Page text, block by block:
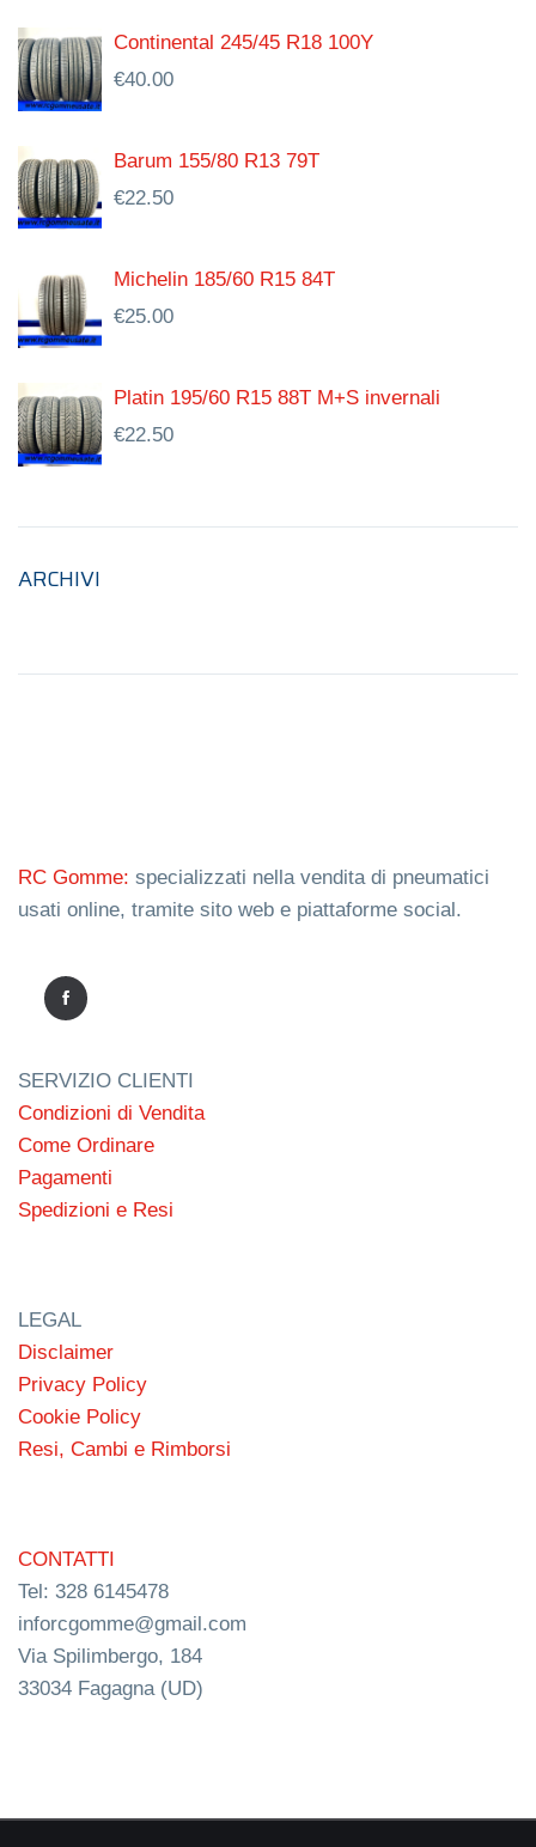
Continental 245/45 R18 100Y
€40.00
Barum 155/80 R13 79T
€22.50
Michelin 185/60 R15 84T
€25.00
Platin 195/60 R15 88T M+S invernali
€22.50
ARCHIVI
RC Gomme: specializzati nella vendita di pneumatici
usati online, tramite sito web e piattaforme social.
SERVIZIO CLIENTI
Condizioni di Vendita
Come Ordinare
Pagamenti
Spedizioni e Resi
LEGAL
Disclaimer
Privacy Policy
Cookie Policy
Resi, Cambi e Rimborsi
CONTATTI
Tel: 328 6145478
inforcgomme@gmail.com
Via Spilimbergo, 184
33034 Fagagna (UD)